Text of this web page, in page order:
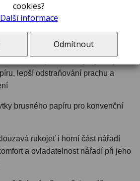
úpravu
lepší odstraňování prachu a
brusného papíru pro konvenční
rukojeť i horní část nářadí
a ovladatelnost nářadí při jeho
cookies?
Další informace
Odmítnout